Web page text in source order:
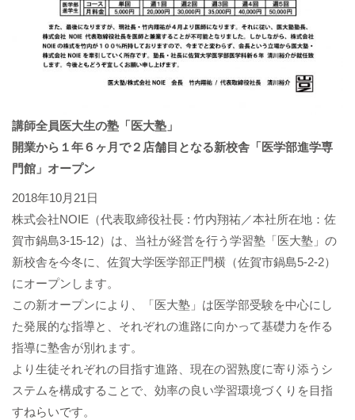
講師全員医大生の塾「医大塾」
開業から１年６ヶ月で２店舗目となる新校舎「医学部進学専
門館」オープン
2018年10月21日
株式会社NOIE（代表取締役社長 : 竹内翔祐／本社所在地：佐
賀市鍋島3-15-12）は、当社が経営を行う学習塾「医大塾」の
新校舎を今冬に、佐賀大学医学部正門横（佐賀市鍋島5-2-2）
にオープンします。
この新オープンにより、「医大塾」は医学部受験を中心にし
た発展的な指導と、それぞれの進路に向かって基礎力を作る
指導に塾舎が別れます。
より生徒それぞれの目指す進路、現在の習熟度に寄り添うシ
ステムを構成することで、効率の良い学習環境づくりを目指
すねらいです。